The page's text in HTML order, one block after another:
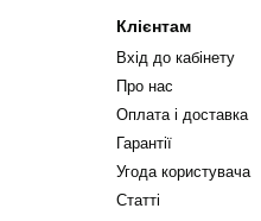
Клієнтам
Вхід до кабінету
Про нас
Оплата і доставка
Гарантії
Угода користувача
Статті